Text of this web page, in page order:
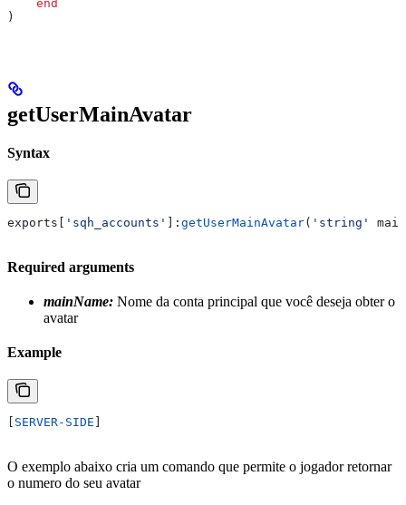
    end
)
getUserMainAvatar
Syntax
exports [ 'sqh_accounts' ]: getUserMainAvatar( 'string'
Required arguments
mainName: Nome da conta principal que você deseja obter o
avatar
Example
[ SERVER-SIDE ]
O exemplo abaixo cria um comando que permite o jogador retornar
o numero do seu avatar